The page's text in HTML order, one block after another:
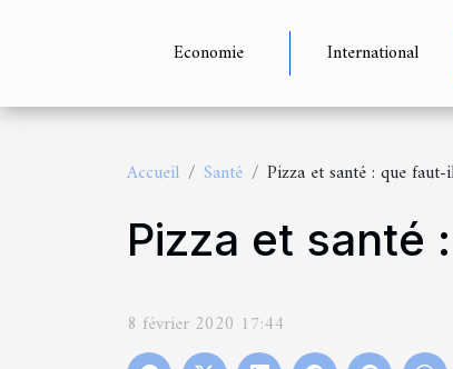
Economie International
Accueil Santé Pizza et santé : que faut-
Pizza et santé
8 février 2020 17:44